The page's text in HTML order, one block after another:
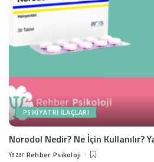
PSIKIYATRI İLAÇLARI
Norodol Nedir? Ne İçin Kullanılır?
Posted
Yazar Rehber Psikoloji